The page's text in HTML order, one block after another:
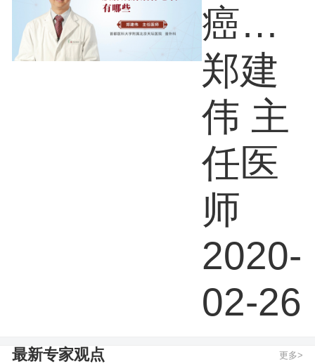
癌肿
瘤标
志有
哪些
郑建
伟 主
任医
师
2020-
02-26
最新专家观点 更多>